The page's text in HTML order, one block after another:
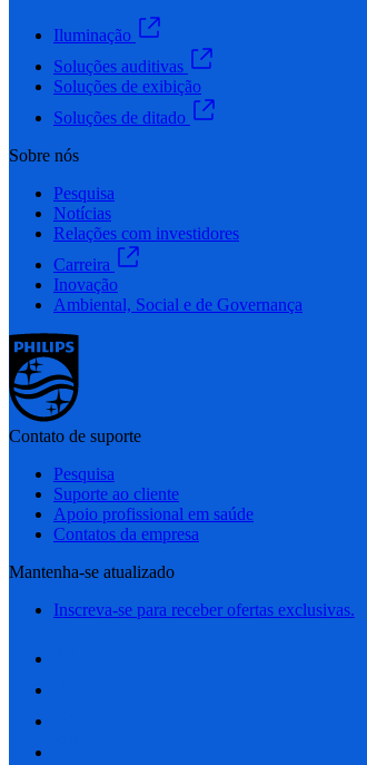
Iluminação
Soluções auditivas
Soluções de exibição
Soluções de ditado
Sobre nós
Pesquisa
Notícias
Relações com investidores
Carreira
Inovação
Ambiental, Social e de Governança
Contato de suporte
Pesquisa
Suporte ao cliente
Apoio profissional em saúde
Contatos da empresa
Mantenha-se atualizado
Inscreva-se para receber ofertas exclusivas.